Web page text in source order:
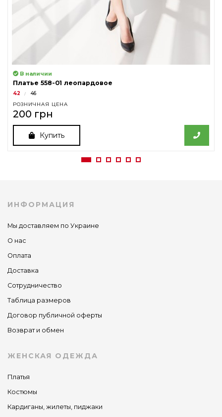
В наличии
Платье 558-01 леопардовое
42 46
РОЗНИЧНАЯ ЦЕНА
200 грн
Купить
ИНФОРМАЦИЯ
Мы доставляем по Украине
О нас
Оплата
Доставка
Сотрудничество
Таблица размеров
Договор публичной оферты
Возврат и обмен
ЖЕНСКАЯ ОДЕЖДА
Платья
Костюмы
Кардиганы, жилеты, пиджаки